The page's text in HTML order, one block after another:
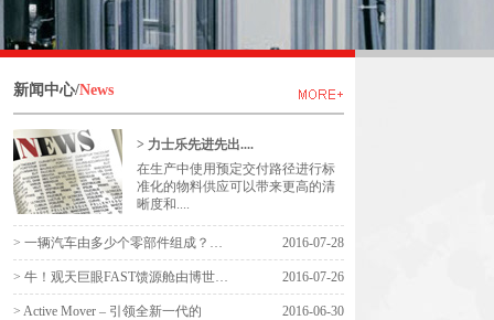
新闻中心/News
> 力士乐先进先出....
在生产中使用预定交付路径进行标
准化的物料供应可以带来更高的清
晰度和....
> 一辆汽车由多少个零部件组成？答案 2016-07-28
> 牛！观天巨眼FAST馈源舱由博世力士 2016-07-26
> Active Mover – 引领全新一代的 2016-06-30